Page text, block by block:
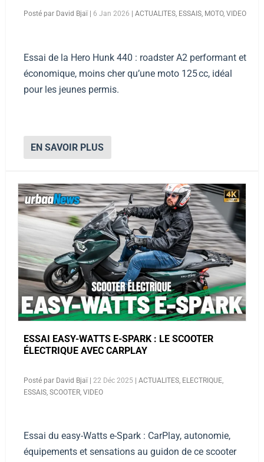
Posté par David Bjaï| 6 Jan 2026 ACTUALITES, ESSAIS, MOTO, VIDEO
Essai de la Hero Hunk 440 : roadster A2 performant et
économique, moins cher qu’une moto 125 cc, idéal
pour les jeunes permis.
EN SAVOIR PLUS
ESSAI EASY-WATTS E-SPARK : LE SCOOTER
ÉLECTRIQUE AVEC CARPLAY
Posté par David Bjaï| 22 Déc 2025 | ACTUALITES ELECTRIQUE
ESSAIS SCOOTER VIDEO
Essai du easy-Watts e-Spark : CarPlay, autonomie,
équipements et sensations au guidon de ce scooter